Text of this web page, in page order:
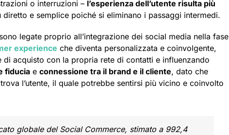
o interruzioni – l’esperienza dell’utente risulta più
e semplice poiché si eliminano i passaggi intermedi.
sono legate proprio all’integrazione dei social media nella fase
experience che diventa personalizzata e coinvolgente,
acquisto con la propria rete di contatti e influenzando
fiducia e connessione tra il brand e il cliente, dato che
l’utente, il quale potrebbe sentirsi più vicino e coinvolto
globale del Social Commerce, stimato a 992,4